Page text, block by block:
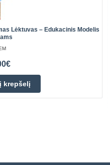
Lėktuvas – Edukacinis Modelis
krepšelį